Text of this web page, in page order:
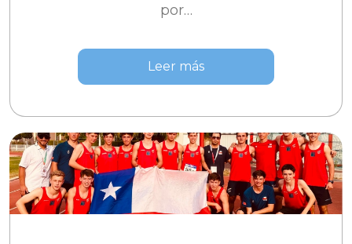
por…
Leer más